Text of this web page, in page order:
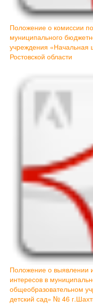
Положение о комиссии
муниципального
учреждения «Начальная
Ростовской области
Положение о выявлении
интересов в
общеобразовательном
детский сад» № 46